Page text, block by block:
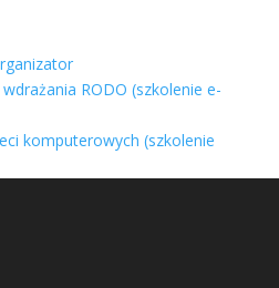
RODO (szkolenie e-
komputerowych (szkolenie